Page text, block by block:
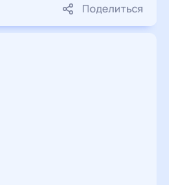
Поделиться